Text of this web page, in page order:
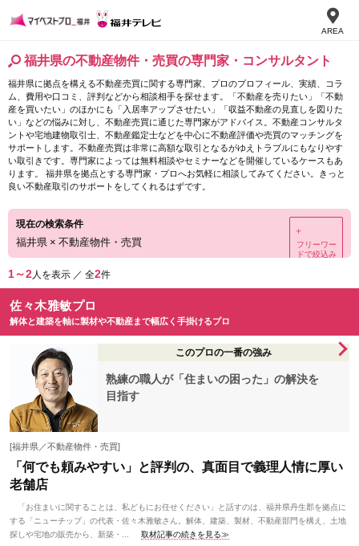
AREA
福井県の不動産物件・売買の専門家・コンサルタント
福井県に拠点を構える不動産売買に関する専門家、プロのプロフィール、実績、コラ
ム、費用や口コミ、評判などから相談相手を探せます。「不動産を売りたい」「不動
産を買いたい」のほかにも「入居率アップさせたい」「収益不動産の見直しを図りた
い」などの悩みに対し、不動産売買に通じた専門家がアドバイス。不動産コンサルタ
ントや宅地建物取引士、不動産鑑定士などを中心に不動産評価や売買のマッチングを
サポートします。不動産売買は非常に高額な取引となるがゆえトラブルにもなりやす
い取引きです。専門家によっては無料相談やセミナーなどを開催しているケースもあ
ります。 福井県を拠点とする専門家・プロへお気軽に相談してみてください。きっと
良い不動産取引のサポートをしてくれるはずです。
現在の検索条件
福井県 × 不動産物件・売買
＋
フリーワー
ドで絞込み
1～2人を表示 ／ 全2件
佐々木雅敏プロ
解体と建築を軸に製材や不動産まで幅広く手掛けるプロ
このプロの一番の強み
熟練の職人が「住まいの困った」の解決を
目指す
[福井県／不動産物件・売買]
「何でも頼みやすい」と評判の、真面目で義理人情に厚い
老舗店
「お住まいに関することは、私どもにお任せください」と話すのは、福井県丹生郡を拠点に
する「ニューチップ」の代表・佐々木雅敏さん。解体、建築、製材、不動産部門を構え、土地
探しや宅地の販売から、新築・...
取材記事の続きを見る≫